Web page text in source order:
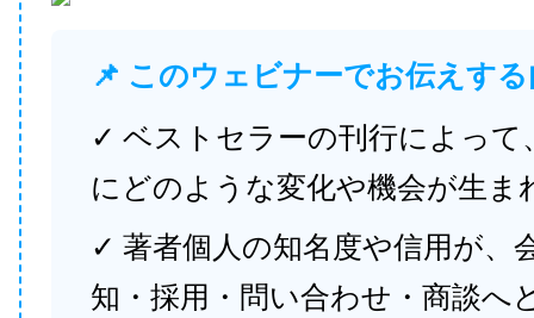
📌 このウェビナーでお伝えす
✓ ベストセラーの刊行によって
にどのような変化や機会が生ま
✓ 著者個人の知名度や信用が、
知・採用・問い合わせ・商談へ